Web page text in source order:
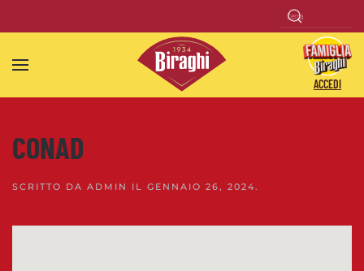
Skip to main content
ACCEDI
CONAD
SCRITTO DA ADMIN IL GENNAIO 26, 2024.